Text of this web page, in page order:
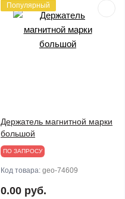
Популярный
Держатель магнитной марки
большой
ПО ЗАПРОСУ
Код товара: geo-74609
0.00 руб.